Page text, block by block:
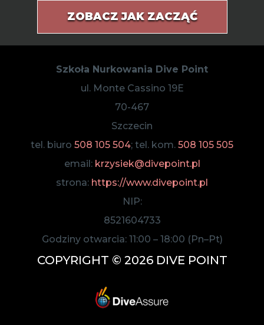
ZOBACZ JAK ZACZĄĆ
Szkoła Nurkowania Dive Point
ul. Monte Cassino 19E
70-467
Szczecin
tel. biuro 508 105 504; tel. kom. 508 105 505
email: krzysiek@divepoint.pl
strona: https://www.divepoint.pl
NIP:
8521604733
Godziny otwarcia: 11:00 – 18:00 (Pn–Pt)
COPYRIGHT © 2026 DIVE POINT